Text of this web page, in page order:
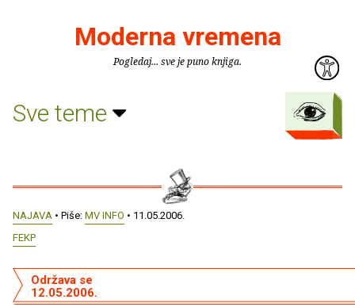
Moderna vremena
Pogledaj... sve je puno knjiga.
Sve teme
NAJAVA • Piše: MV INFO • 11.05.2006.
FEKP
Održava se
12.05.2006.